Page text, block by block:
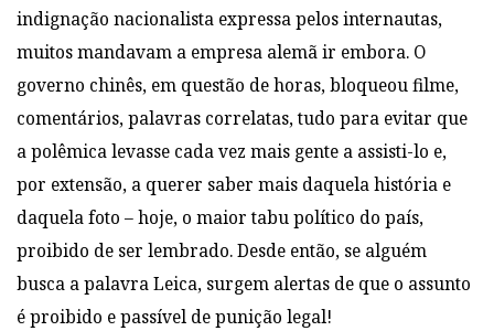
indignação nacionalista expressa pelos internautas,
muitos mandavam a empresa alemã ir embora. O
governo chinês, em questão de horas, bloqueou filme,
comentários, palavras correlatas, tudo para evitar que
a polêmica levasse cada vez mais gente a assisti-lo e,
por extensão, a querer saber mais daquela história e
daquela foto – hoje, o maior tabu político do país,
proibido de ser lembrado. Desde então, se alguém
busca a palavra Leica, surgem alertas de que o assunto
é proibido e passível de punição legal!